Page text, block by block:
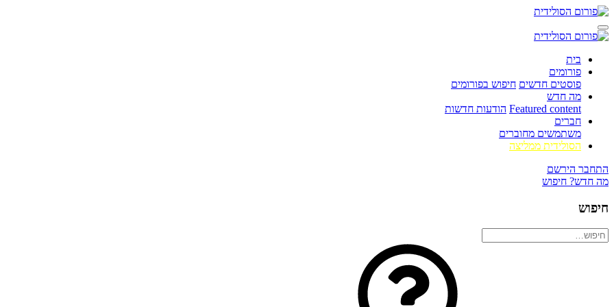
בית
פורומים
פוסטים חדשים חיפוש בפורומים
מה חדש
Featured content הודעות חדשות
חברים
משתמשים מחוברים
הסולידית ממליצה
התחבר הירשם
מה חדש? חיפוש
חיפוש